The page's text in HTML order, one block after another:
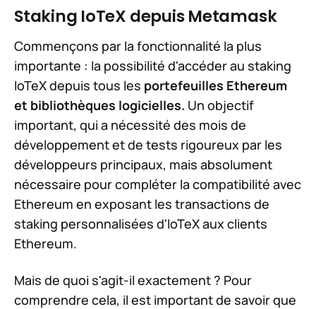
Staking IoTeX depuis Metamask
Commençons par la fonctionnalité la plus
importante : la possibilité d'accéder au staking
IoTeX depuis tous les portefeuilles Ethereum
et bibliothèques logicielles. Un objectif
important, qui a nécessité des mois de
développement et de tests rigoureux par les
développeurs principaux, mais absolument
nécessaire pour compléter la compatibilité avec
Ethereum en exposant les transactions de
staking personnalisées d'IoTeX aux clients
Ethereum.
Mais de quoi s'agit-il exactement ? Pour
comprendre cela, il est important de savoir que